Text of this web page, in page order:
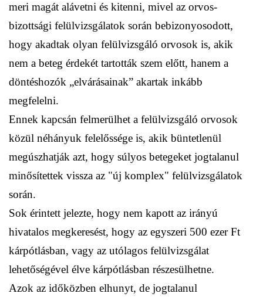
meri magát alávetni és kitenni, mivel az orvos-
bizottsági felülvizsgálatok során bebizonyosodott,
hogy akadtak olyan felülvizsgáló orvosok is, akik
nem a beteg érdekét tartották szem előtt, hanem a
döntéshozók „elvárásainak” akartak inkább
megfelelni.
Ennek kapcsán felmerülhet a felülvizsgáló orvosok
közül néhányuk felelőssége is, akik büntetlenül
megúszhatják azt, hogy súlyos betegeket jogtalanul
minősítettek vissza az "új komplex" felülvizsgálatok
során.
Sok érintett jelezte, hogy nem kapott az irányú
hivatalos megkeresést, hogy az egyszeri 500 ezer Ft
kárpótlásban, vagy az utólagos felülvizsgálat
lehetőségével élve kárpótlásban részesülhetne.
Azok az időközben elhunyt, de jogtalanul